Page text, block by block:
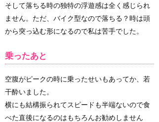
そして落ちる時の独特の浮遊感は全く感じられ
ません。ただ、バイク型なので落ちる？時は頭
から突っ込む形になるので私は苦手でした。
乗ったあと
空腹がピークの時に乗ったせいもあってか、若
干酔いました。
横にも結構振られてスピードも半端ないので食
べた直後になるのはもちろんお勧めしません